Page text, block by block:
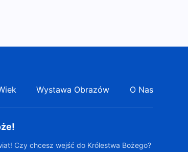
Wystawa Obrazów O Nas
Czy chcesz wejść do Królestwa Bożego?